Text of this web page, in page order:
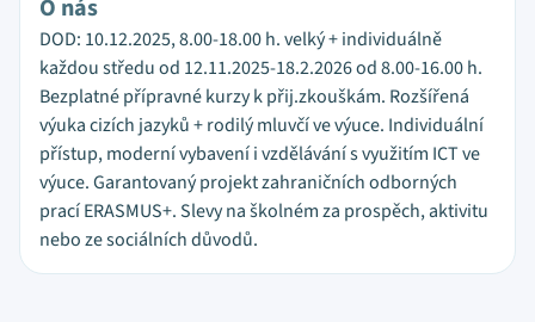
O nás
DOD: 10.12.2025, 8.00-18.00 h. velký + individuálně
každou středu od 12.11.2025-18.2.2026 od 8.00-16.00 h.
Bezplatné přípravné kurzy k přij.zkouškám. Rozšířená
výuka cizích jazyků + rodilý mluvčí ve výuce. Individuální
přístup, moderní vybavení i vzdělávání s využitím ICT ve
výuce. Garantovaný projekt zahraničních odborných
prací ERASMUS+. Slevy na školném za prospěch, aktivitu
nebo ze sociálních důvodů.